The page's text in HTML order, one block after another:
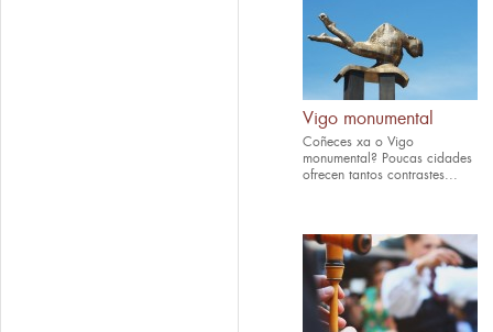
Vigo monumental
Coñeces xa o Vigo
monumental? Poucas cidades
ofrecen tantos contrastes...